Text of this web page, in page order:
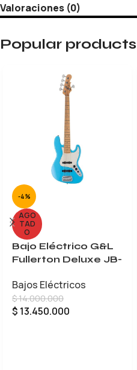
Valoraciones (0)
Popular products
-4%
AGO
TAD
O
Bajo Eléctrico G&L
Fullerton Deluxe JB-
Bajos Eléctricos
$14.000.000
$ 13.450.000